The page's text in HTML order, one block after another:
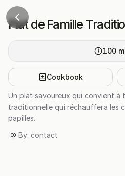
Plat de Famille
100
Cookbook
Un plat savoureux qui convient à
traditionnelle qui réchauffera les
papilles.
CO By: contact